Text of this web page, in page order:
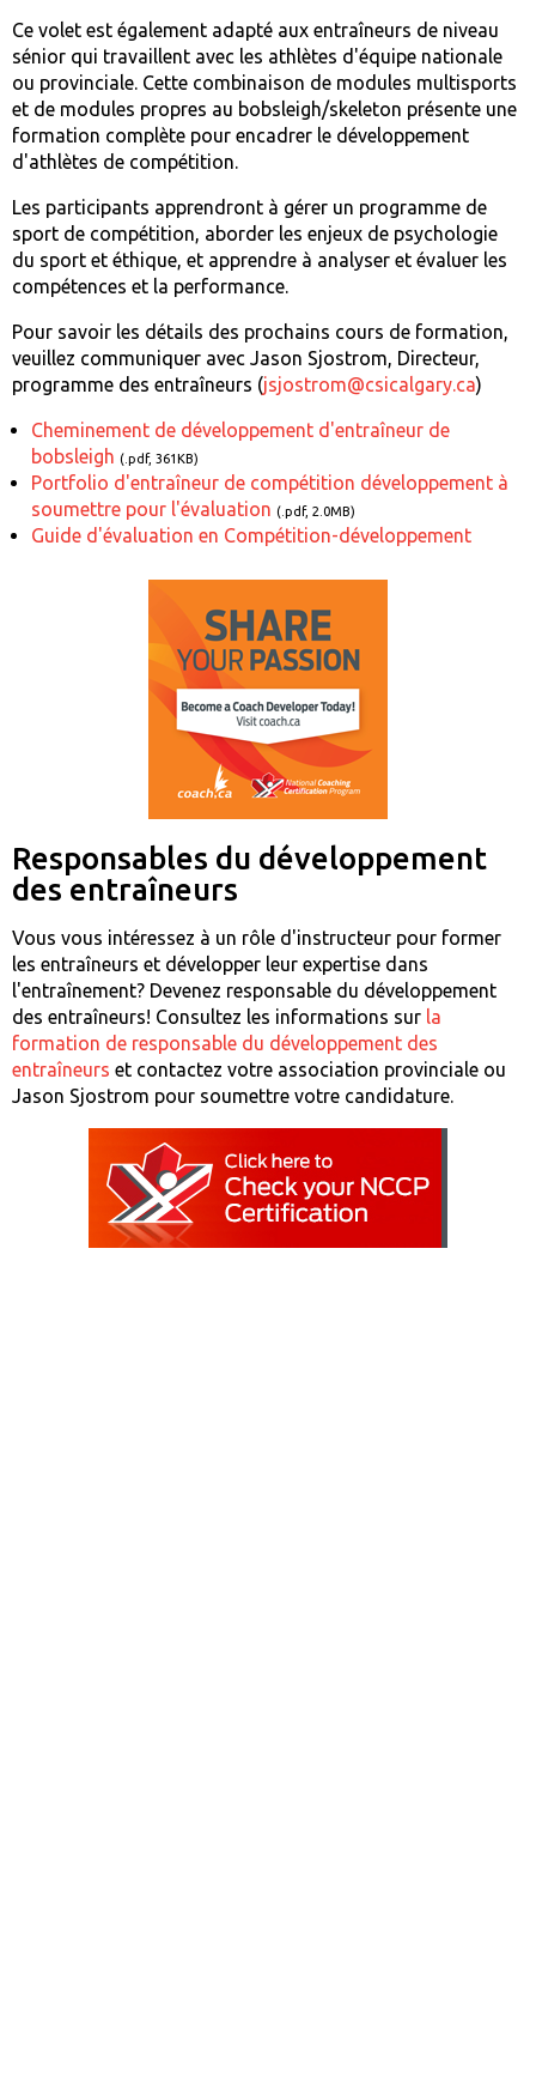
Ce volet est également adapté aux entraîneurs de niveau
sénior qui travaillent avec les athlètes d'équipe nationale
ou provinciale. Cette combinaison de modules multisports
et de modules propres au bobsleigh/skeleton présente une
formation complète pour encadrer le développement
d'athlètes de compétition.
Les participants apprendront à gérer un programme de
sport de compétition, aborder les enjeux de psychologie
du sport et éthique, et apprendre à analyser et évaluer les
compétences et la performance.
Pour savoir les détails des prochains cours de formation,
veuillez communiquer avec Jason Sjostrom, Directeur,
programme des entraîneurs (jsjostrom@csicalgary.ca)
Cheminement de développement d'entraîneur de
bobsleigh (.pdf, 361KB)
Portfolio d'entraîneur de compétition développement à
soumettre pour l'évaluation (.pdf, 2.0MB)
Guide d'évaluation en Compétition-développement
Responsables du développement
des entraîneurs
Vous vous intéressez à un rôle d'instructeur pour former
les entraîneurs et développer leur expertise dans
l'entraînement? Devenez responsable du développement
des entraîneurs! Consultez les informations sur la
formation de responsable du développement des
entraîneurs et contactez votre association provinciale ou
Jason Sjostrom pour soumettre votre candidature.